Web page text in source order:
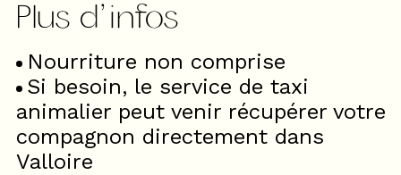
Nourriture non comprise
Si besoin, le service de taxi
animalier peut venir récupérer votre
compagnon directement dans
Valloire